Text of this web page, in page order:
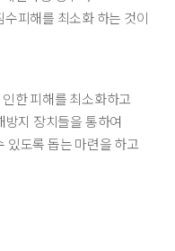
피해를 최소화 하는 것이
한 피해를 최소화하고
지 장치들을 통하여
있도록 돕는 마련을 하고